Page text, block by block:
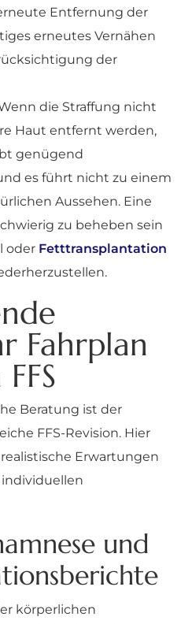
Entfernung der
erneutes Vernähen
der
die Straffung nicht
Haut entfernt werden,
genügend
es führt nicht zu einem
Aussehen. Eine
zu beheben sein
oder Fetttransplantation
Fahrplan
Beratung ist der
FFS-Revision. Hier
Erwartungen
und
körperlichen